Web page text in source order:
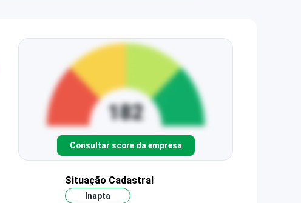
Consultar score da empresa
Situação Cadastral
Inapta